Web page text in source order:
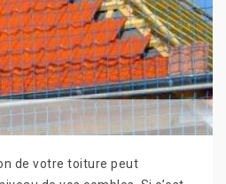
de votre toiture peut